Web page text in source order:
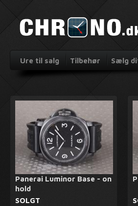
Ure til salg Tilbehør Sælg
Panerai Luminor Base - on
hold
SOLGT